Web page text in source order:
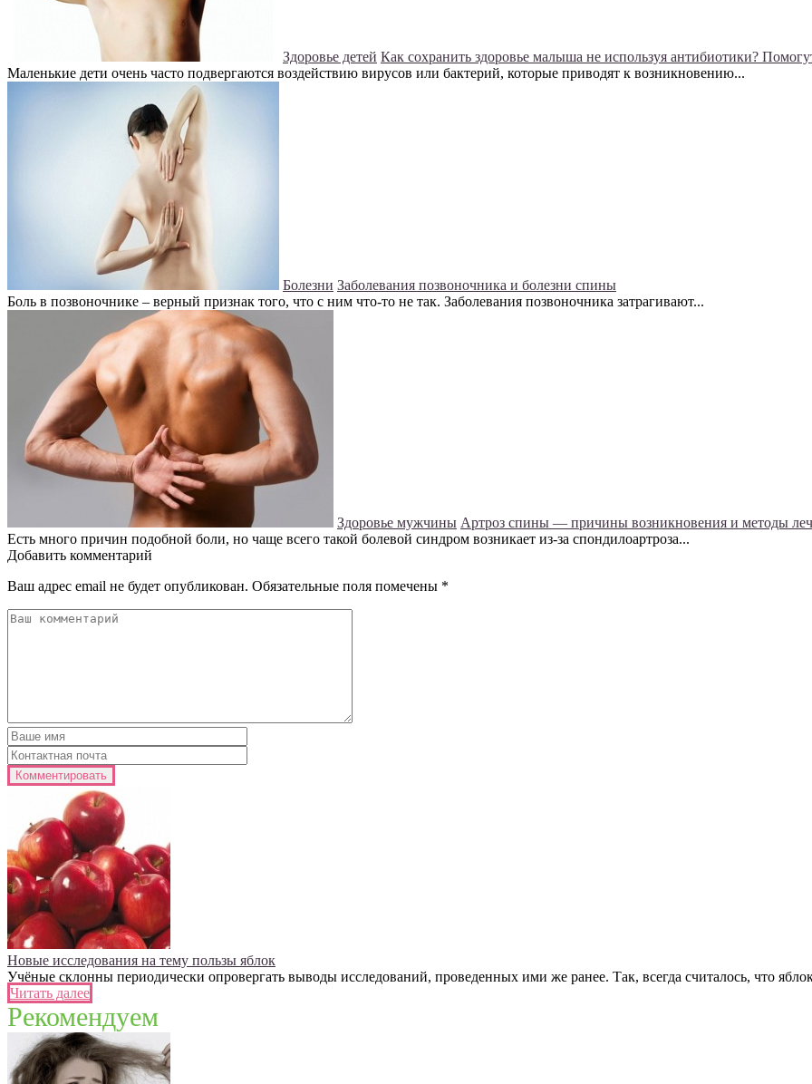
Здоровье детей Как сохранить здоровье малыша не используя антибиотики?
Маленькие дети очень часто подвергаются воздействию вирусов или бактерий, которые приводят к возникновению...
Болезни Заболевания позвоночника и болезни спины
Боль в позвоночнике – верный признак того, что с ним что-то не так. Заболевания позвоночника затрагивают...
Здоровье мужчины Артроз спины — причины возникновения и методы
Есть много причин подобной боли, но чаще всего такой болевой синдром возникает из-за спондилоартроза...
Добавить комментарий
Ваш адрес email не будет опубликован. Обязательные поля помечены *
Новые исследования на тему пользы яблок
Учёные склонны периодически опровергать выводы исследований, проведенных ими же ранее. Так, всегда считалось, что
Читать далее
Рекомендуем